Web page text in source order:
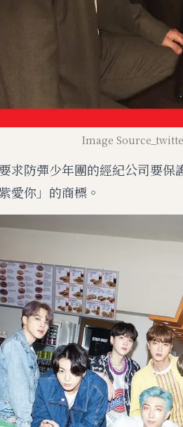
Image
求防彈少年團的經紀公司要
愛你」的商標。